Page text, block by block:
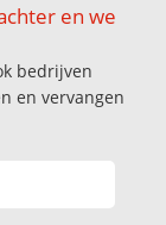
en we
bedrijven
en vervangen